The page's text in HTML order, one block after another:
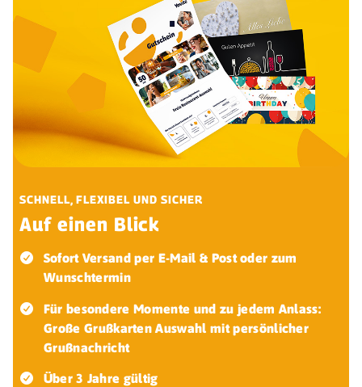
SCHNELL, FLEXIBEL UND SICHER
Auf einen Blick
Sofort Versand per E-Mail & Post oder zum
Wunschtermin
Für besondere Momente und zu jedem Anlass:
Große Grußkarten Auswahl mit persönlicher
Grußnachricht
Über 3 Jahre gültig